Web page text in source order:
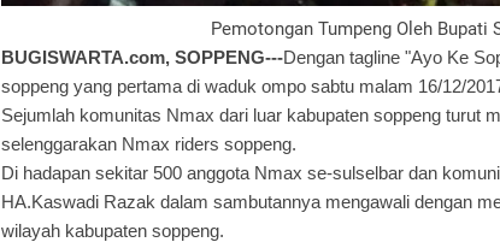
Pemotongan Tumpeng Oleh Bupati
BUGISWARTA.com, SOPPENG---Dengan tagline "Ayo Ke
soppeng yang pertama di waduk ompo sabtu malam 16/12/
Sejumlah komunitas Nmax dari luar kabupaten soppeng turut
selenggarakan Nmax riders soppeng.
Di hadapan sekitar 500 anggota Nmax se-sulselbar dan
HA.Kaswadi Razak dalam sambutannya mengawali dengan
wilayah kabupaten soppeng.